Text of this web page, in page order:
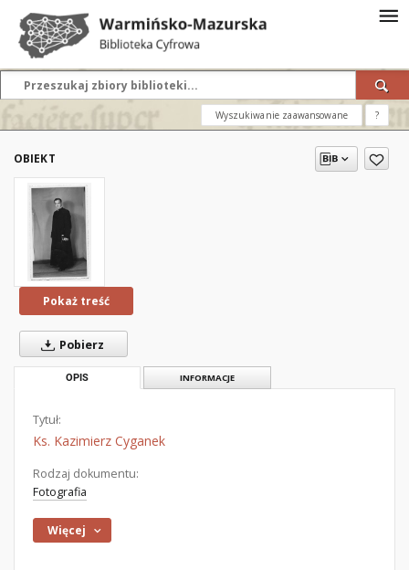
Wyszukiwanie zaawansowane ?
OBIEKT
Pokaż treść
Pobierz
OPIS INFORMACJE
Tytuł:
Ks. Kazimierz Cyganek
Rodzaj dokumentu:
Fotografia
Więcej